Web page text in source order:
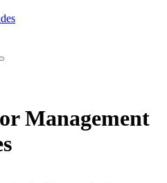
Management